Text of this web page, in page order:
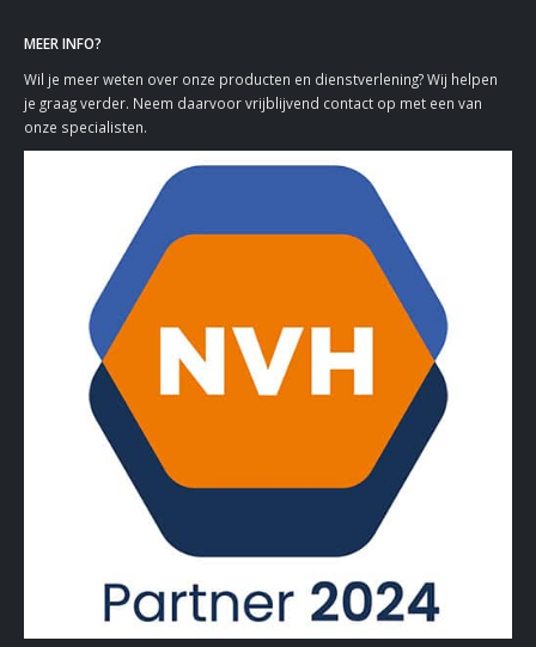
MEER INFO?
Wil je meer weten over onze producten en dienstverlening? Wij helpen
je graag verder. Neem daarvoor vrijblijvend contact op met een van
onze specialisten.